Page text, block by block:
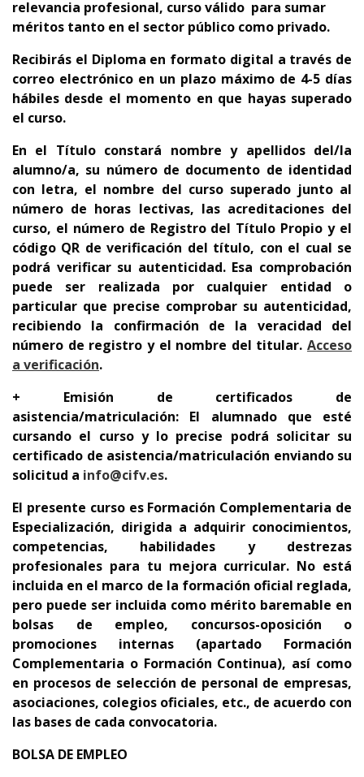
relevancia profesional, cursoválido para sumar
méritos tanto en el sector público como privado.
Recibirás el Diploma en formato digital a través de
correo electrónico en un plazo máximo de 4-5 días
hábiles desde el momento en que hayas superado
el curso.
En el Título constará nombre y apellidos del/la
alumno/a, su número de documento de identidad
con letra, el nombre del curso superado junto al
número de horas lectivas, las acreditaciones del
curso, el número de Registro del Título Propio y el
código QR de verificación del título, con el cual se
podrá verificar su autenticidad. Esa comprobación
puede ser realizada por cualquier entidad o
particular que precise comprobar su autenticidad,
recibiendo la confirmación de la veracidad del
número de registro y el nombre del titular. Acceso
a verificación.
+ Emisión de certificados de
asistencia/matriculación: El alumnado que esté
cursando el curso y lo precise podrá solicitar su
certificado de asistencia/matriculación enviando su
solicitud a info@cifv.es.
El presente curso es Formación Complementaria de
Especialización, dirigida a adquirir conocimientos,
competencias, habilidades y destrezas
profesionales para tu mejora curricular. No está
incluida en el marco de la formación oficial reglada,
pero puede ser incluida como mérito baremable en
bolsas de empleo, concursos-oposición o
promociones internas (apartado Formación
Complementaria o Formación Continua), así como
en procesos de selección de personal de empresas,
asociaciones, colegios oficiales, etc., de acuerdo con
las bases de cada convocatoria.
BOLSA DE EMPLEO